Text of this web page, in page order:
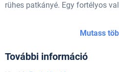
rühes patkányé. Egy fortélyos
Mutass
További információ